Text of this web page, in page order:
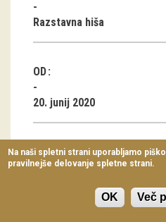
Arhiv razstav
dogodki
Koledar dogodkov
Prireditve
Predavanja
Delavnice
Vodeni ogledi
Razstavna hiša
OD
20. junij 2020
DO
Na naši spletni strani uporabljamo
pravilnejše delovanje spletne strani.
OK Več